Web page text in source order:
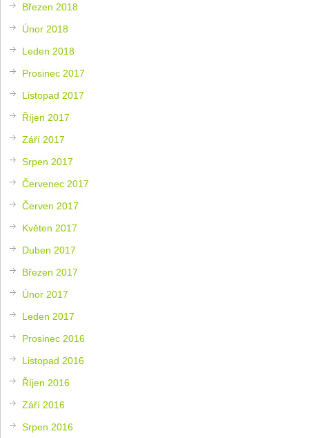
Březen 2018
Únor 2018
Leden 2018
Prosinec 2017
Listopad 2017
Říjen 2017
Září 2017
Srpen 2017
Červenec 2017
Červen 2017
Květen 2017
Duben 2017
Březen 2017
Únor 2017
Leden 2017
Prosinec 2016
Listopad 2016
Říjen 2016
Září 2016
Srpen 2016